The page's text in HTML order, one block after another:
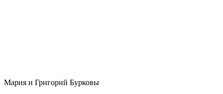
Мария и Григорий Бурковы